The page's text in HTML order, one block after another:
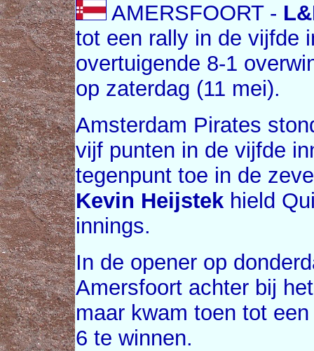
AMERSFOORT -
tot een rally in de vijfde
overtuigende 8-1
op zaterdag (11 mei).
Amsterdam Pirates
vijf punten in de vijfde
tegenpunt toe in de
Kevin Heijstekhield
innings.
In de opener op
Amersfoort achter bij
maar kwam toen tot
6 te winnen.